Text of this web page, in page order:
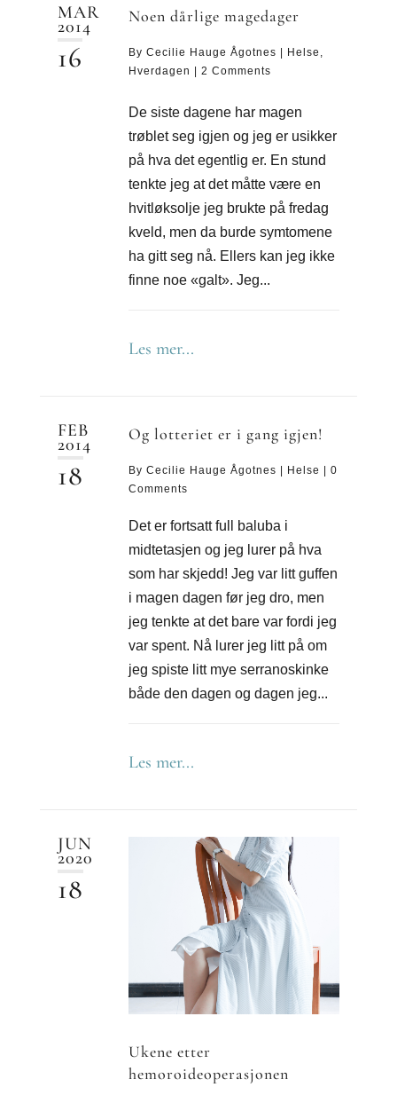
MAR
2014
16
Noen dårlige magedager
By Cecilie Hauge Ågotnes Helse ,
Hverdagen
2 Comments
De siste dagene har magen
trøblet seg igjen og jeg er usikker
på hva det egentlig er. En stund
tenkte jeg at det måtte være en
hvitløksolje jeg brukte på fredag
kveld, men da burde symtomene
ha gitt seg nå. Ellers kan jeg ikke
finne noe «galt». Jeg...
Les mer...
FEB
2014
18
Og lotteriet er i gang igjen!
By Cecilie Hauge Ågotnes Helse
0
Comments
Det er fortsatt full baluba i
midtetasjen og jeg lurer på hva
som har skjedd! Jeg var litt guffen
i magen dagen før jeg dro, men
jeg tenkte at det bare var fordi jeg
var spent. Nå lurer jeg litt på om
jeg spiste litt mye serranoskinke
både den dagen og dagen jeg...
Les mer...
JUN
2020
18
Ukene etter
hemoroideoperasjonen